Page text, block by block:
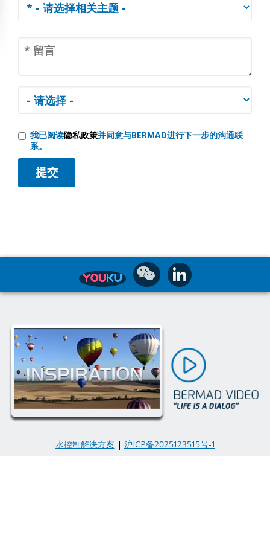
我已阅读隐私政策并同意与BERMAD进行下一步的沟通联
系。
水控制解决方案 | 沪ICP备2025123515号-1